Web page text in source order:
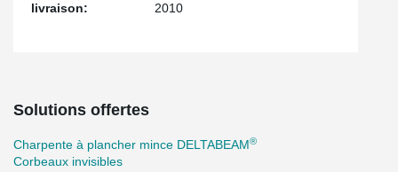
livraison:
2010
Solutions offertes
Charpente à plancher mince DELTABEAM®
Corbeaux invisibles